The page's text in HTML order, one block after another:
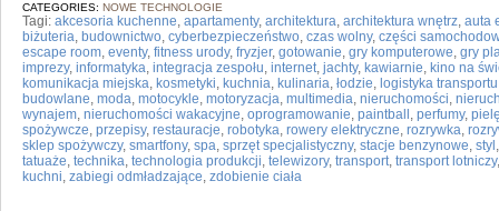
CATEGORIES: NOWE TECHNOLOGIE
Tagi: akcesoria kuchenne, apartamenty, architektura, architektura wnętrz, auta
biżuteria, budownictwo, cyberbezpieczeństwo, czas wolny, części
escape room, eventy, fitness urody, fryzjer, gotowanie, gry komputerowe, gry
imprezy, informatyka, integracja zespołu, internet, jachty, kawiarnie, kino na
komunikacja miejska, kosmetyki, kuchnia, kulinaria, łodzie, logistyka transportu
budowlane, moda, motocykle, motoryzacja, multimedia, nieruchomości,
wynajem, nieruchomości wakacyjne, oprogramowanie, paintball , perfumy,
spożywcze, przepisy, restauracje, robotyka, rowery elektryczne, rozrywka,
sklep spożywczy, smartfony, spa, sprzęt specjalistyczny, stacje benzynowe, styl
tatuaże, technika, technologia produkcji, telewizory, transport, transport lotniczy
kuchni, zabiegi odmładzające, zdobienie ciała